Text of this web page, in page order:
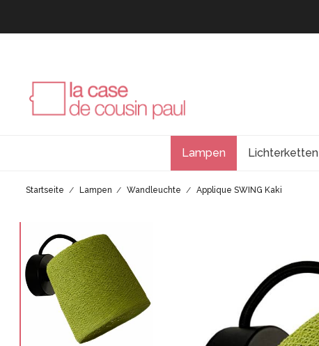
Lampen Lichterketten
Startseite Lampen Wandleuchte Applique SWING Kaki